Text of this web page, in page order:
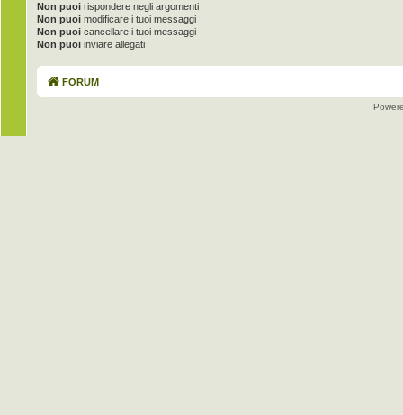
Non puoi rispondere negli argomenti
Non puoi modificare i tuoi messaggi
Non puoi cancellare i tuoi messaggi
Non puoi inviare allegati
FORUM